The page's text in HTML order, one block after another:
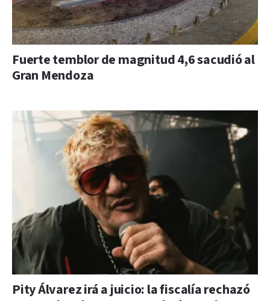
Fuerte temblor de magnitud 4,6 sacudió al
Gran Mendoza
Pity Álvarez irá a juicio: la fiscalía rechazó